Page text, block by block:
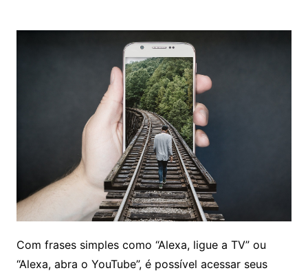
Com frases simples como “Alexa, ligue a TV” ou
“Alexa, abra o YouTube”, é possível acessar seus